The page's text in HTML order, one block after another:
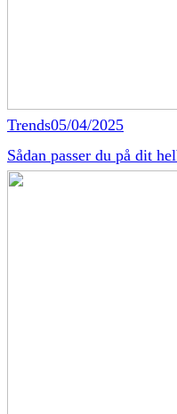
Trends05/04/2025
Sådan passer du på dit